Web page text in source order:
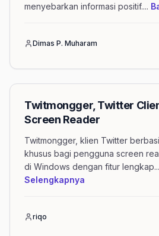
menyebarkan informasi positif....
Dimas P. Muharam
Twitmongger, Twitter
Screen Reader
Twitmongger, klien Twitter
khusus bagi pengguna screen
di Windows dengan fitur lengkap.
Selengkapnya
riqo